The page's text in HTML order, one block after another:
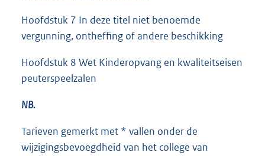
Hoofdstuk 7 In deze titel niet benoemde
vergunning, ontheffing of andere beschikking
Hoofdstuk 8 Wet Kinderopvang en kwaliteitseisen
peuterspeelzalen
NB.
Tarieven gemerkt met * vallen onder de
wijzigingsbevoegdheid van het college van